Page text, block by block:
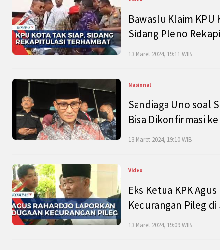
Bawaslu Klaim
Sidang Pleno
13 Maret 2024, 19:11 WIB
Nasional
Sandiaga Uno soal
Bisa Dikonfirmasi
13 Maret 2024, 19:10 WIB
Video
Eks Ketua KPK
Kecurangan Pileg
13 Maret 2024, 19:09 WIB